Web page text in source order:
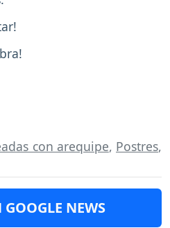
con arequipe, Postres,
NEWS